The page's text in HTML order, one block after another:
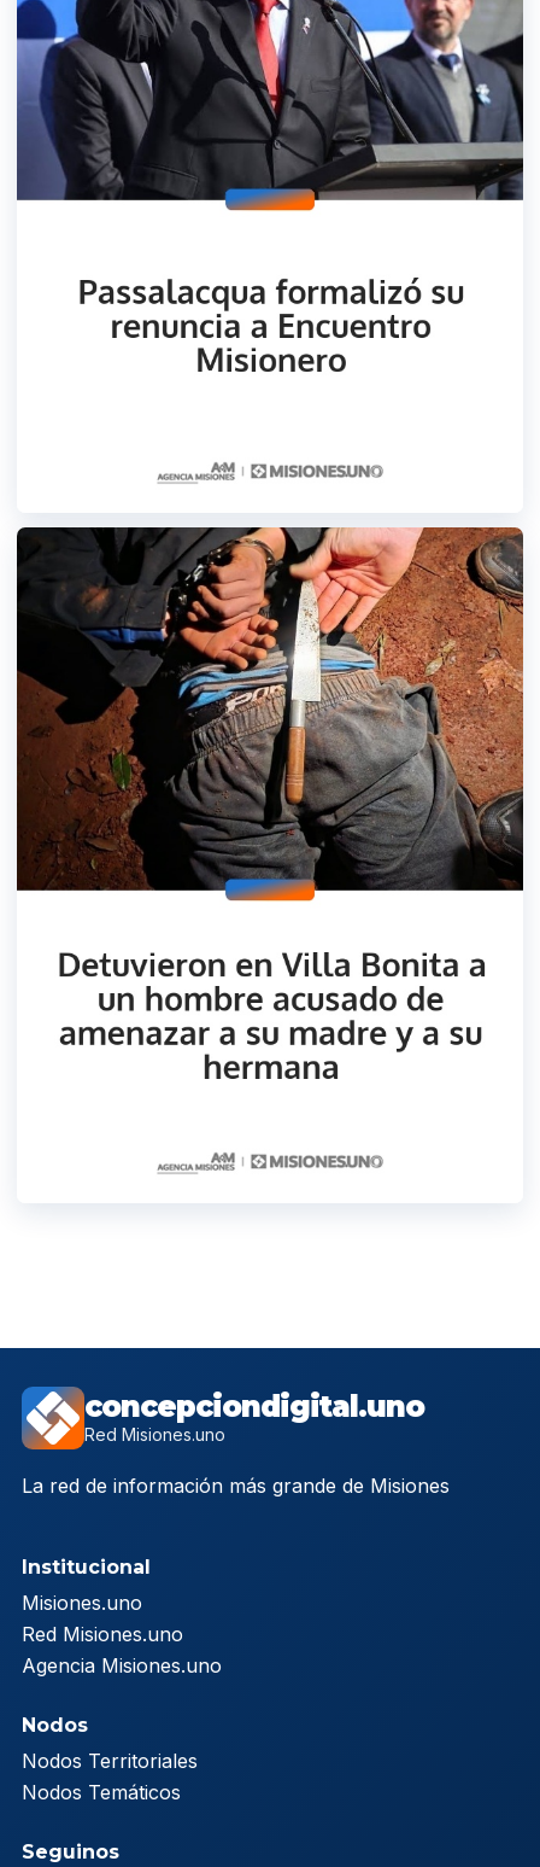
concepciondigital.uno
Red Misiones.uno
La red de información más grande de Misiones
Institucional
Misiones.uno
Red Misiones.uno
Agencia Misiones.uno
Nodos
Nodos Territoriales
Nodos Temáticos
Seguinos